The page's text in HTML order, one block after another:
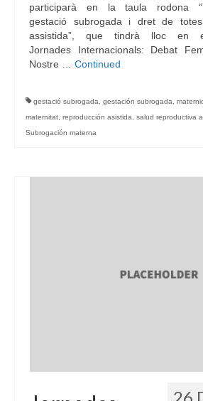
participarà en la taula rodona
gestació subrogada i dret de
assistida”, que tindrà lloc
Jornades Internacionals: Debat
Nostre … Continued
gestació subrogada gestación subrogada
maternitat reproducción asistida salud reproductiva
Subrogación materna